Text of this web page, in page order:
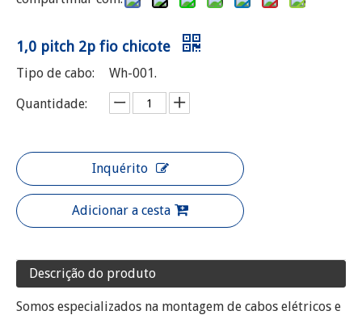
1,0 pitch 2p fio chicote
Tipo de cabo:
Wh-001.
Quantidade:
Inquérito
Adicionar a cesta
Descrição do produto
Somos especializados na montagem de cabos elétricos e